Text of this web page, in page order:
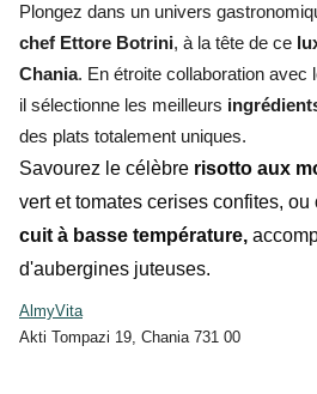
Plongez dans un univers
chef Ettore Botrini, à la tête de ce
Chania. En étroite collaboration avec
il sélectionne les meilleurs
des plats totalement uniques.
Savourez le célèbre risotto aux
vert et tomates cerises confites, ou
cuit à basse température,
d'aubergines juteuses.
AlmyVita
Akti Tompazi 19, Chania 731 00